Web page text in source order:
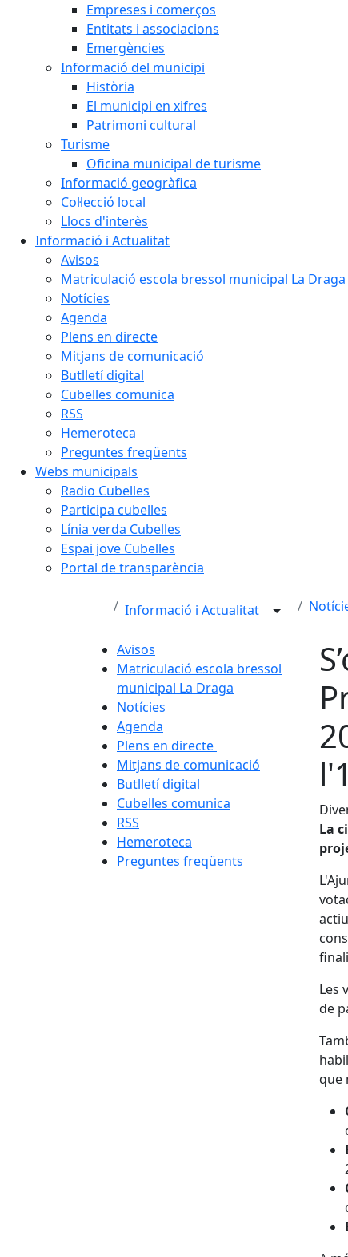
Empreses i comerços
Entitats i associacions
Emergències
Informació del municipi
Història
El municipi en xifres
Patrimoni cultural
Turisme
Oficina municipal de turisme
Informació geogràfica
Col·lecció local
Llocs d'interès
Informació i Actualitat
Avisos
Matriculació escola bressol municipal La Draga
Notícies
Agenda
Plens en directe
Mitjans de comunicació
Butlletí digital
Cubelles comunica
RSS
Hemeroteca
Preguntes freqüents
Webs municipals
Radio Cubelles
Participa cubelles
Línia verda Cubelles
Espai jove Cubelles
Portal de transparència
Informació i Actualitat
Avisos
Matriculació escola bressol
municipal La Draga
Notícies
Agenda
Plens en directe
Mitjans de comunicació
Butlletí digital
Cubelles comunica
RSS
Hemeroteca
Preguntes freqüents
La
Les
de
que